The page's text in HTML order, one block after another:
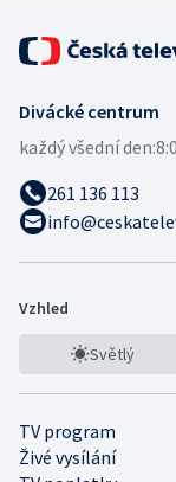
Divácké centrum
každý všední den:
261 136 113
Vzhled
Světlý
TV program
Živé vysílání